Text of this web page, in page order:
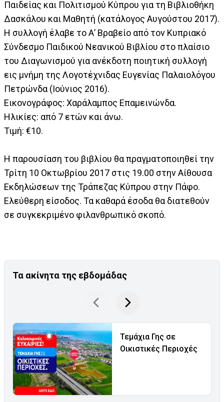
Παιδείας και Πολιτισμού Κύπρου για τη Βιβλιοθήκη
Δασκάλου και Μαθητή (κατάλογος Αυγούστου 2017).
Η συλλογή έλαβε το Α’ Βραβείο από τον Κυπριακό
Σύνδεσμο Παιδικού Νεανικού Βιβλίου στο πλαίσιο
του Διαγωνισμού για ανέκδοτη ποιητική συλλογή
εις μνήμη της Λογοτέχνιδας Ευγενίας Παλαιολόγου
Πετρώνδα (Ιούνιος 2016).
Εικονογράφος: Χαράλαμπος Επαμεινώνδα.
Ηλικίες: από 7 ετών και άνω.
Τιμή: €10.
Η παρουσίαση του βιβλίου θα πραγματοποιηθεί την
Τρίτη 10 Οκτωβρίου 2017 στις 19.00 στην Αίθουσα
Εκδηλώσεων της Τράπεζας Κύπρου στην Πάφο.
Ελεύθερη είσοδος. Τα καθαρά έσοδα θα διατεθούν
σε συγκεκριμένο φιλανθρωπικό σκοπό.
Τα ακίνητα της εβδομάδας
Τεμάχια Γης σε
Οικιστικές Περιοχές